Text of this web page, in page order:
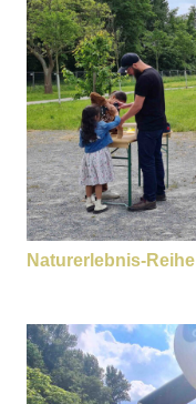
Naturerlebnis-Reihe